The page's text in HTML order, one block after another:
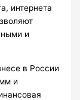
интернета
и
в России
и